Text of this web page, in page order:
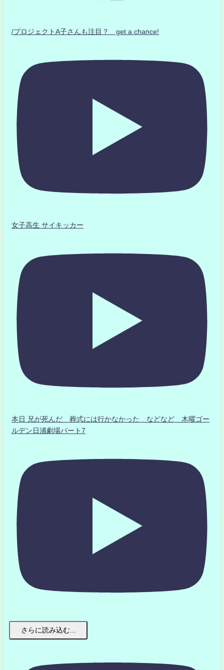
/プロジェクトA子さんも注目？ get a chance!
女子高生 サイキッカー
本日 兄が死んだ 葬式には行かなかった などなど 木曜ゴー
ルデン日浦劇場パート7
さらに読み込む...